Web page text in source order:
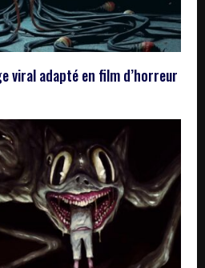
viral adapté en film d’horreur